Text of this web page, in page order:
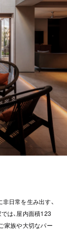
日常を生み出す、
は、屋内面積123
家族や大切なパー